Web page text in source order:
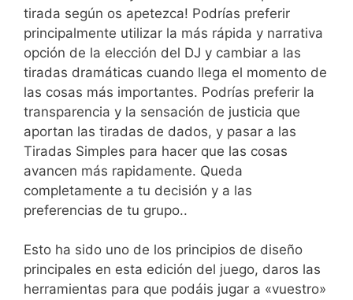
tirada según os apetezca! Podrías preferir
principalmente utilizar la más rápida y narrativa
opción de la elección del DJ y cambiar a las
tiradas dramáticas cuando llega el momento de
las cosas más importantes. Podrías preferir la
transparencia y la sensación de justicia que
aportan las tiradas de dados, y pasar a las
Tiradas Simples para hacer que las cosas
avancen más rapidamente. Queda
completamente a tu decisión y a las
preferencias de tu grupo..
Esto ha sido uno de los principios de diseño
principales en esta edición del juego, daros las
herramientas para que podáis jugar a «vuestro»